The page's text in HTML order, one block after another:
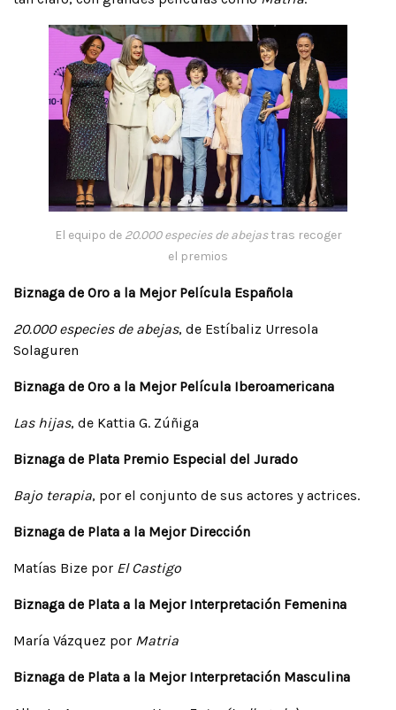
El equipo de 20.000 especies de abejastras recoger
el premios
Biznaga de Oro a la Mejor Película Española
20.000 especies de abejas, de Estíbaliz Urresola
Solaguren
Biznaga de Oro a la Mejor Película Iberoamericana
Las hijas, de Kattia G. Zúñiga
Biznaga de Plata Premio Especial del Jurado
Bajo terapia, por el conjunto de sus actores y actrices.
Biznaga de Plata a la Mejor Dirección
Matías Bize por El Castigo
Biznaga de Plata a la Mejor Interpretación Femenina
María Vázquez por Matria
Biznaga de Plata a la Mejor Interpretación Masculina